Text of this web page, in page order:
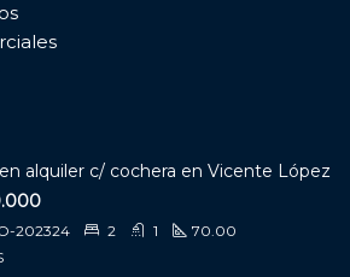
alquiler c/ cochera en Vicente López
202324 2 1
70.00